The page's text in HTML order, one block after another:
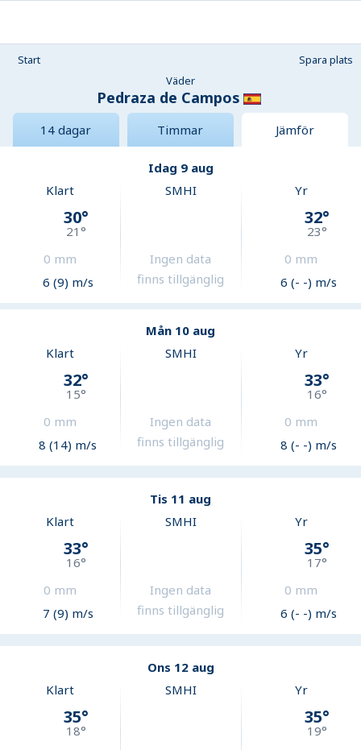
Start
Spara plats
Väder
Pedraza de Campos
14 dagar Timmar Jämför
Idag 9 aug
Klart
30°
21°
0 mm
6 (9) m/s
SMHI
Ingen data
finns tillgänglig
Yr
32°
23°
0 mm
6 (- -) m/s
Mån 10 aug
Klart
32°
15°
0 mm
8 (14) m/s
SMHI
Ingen data
finns tillgänglig
Yr
33°
16°
0 mm
8 (- -) m/s
Tis 11 aug
Klart
33°
16°
0 mm
7 (9) m/s
SMHI
Ingen data
finns tillgänglig
Yr
35°
17°
0 mm
6 (- -) m/s
Ons 12 aug
Klart
35°
18°
SMHI Yr
35°
19°